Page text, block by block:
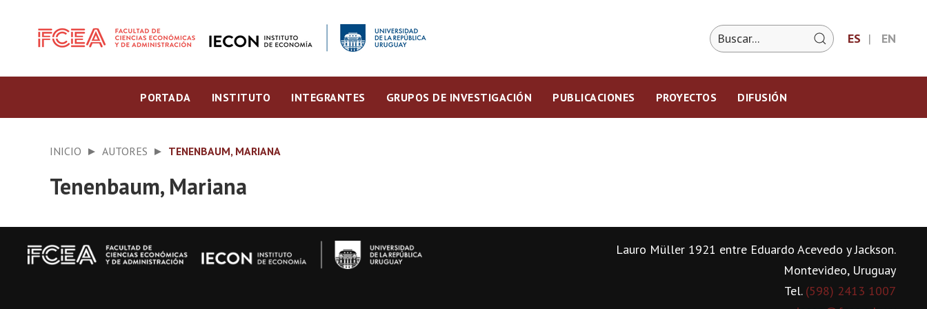
ES EN
PORTADA INSTITUTO INTEGRANTES GRUPOS DE INVESTIGACIÓN PUBLICACIONES PROYECTOS DIFUSIÓN
INICIO AUTORES TENENBAUM, MARIANA
Tenenbaum, Mariana
Lauro Müller 1921 entre Eduardo Acevedo y Jackson.
Montevideo, Uruguay
Tel. (598) 2413 1007